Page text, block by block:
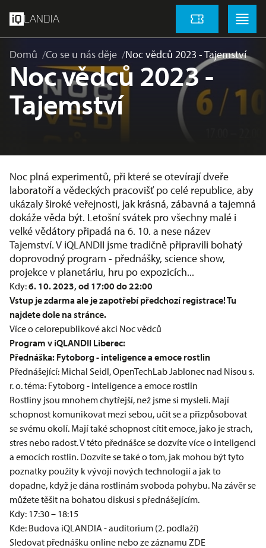
LANDIA Vstupenky
Menu
Domů Co se u nás děje Noc vědců 2023 - Tajemství
Noc vědců 2023 -
Tajemství
Noc plná experimentů, při které se otevírají dveře
laboratoří a vědeckých pracovišť po celé republice, aby
ukázaly široké veřejnosti, jak krásná, zábavná a tajemná
dokáže věda být. Letošní svátek pro všechny malé i
velké vědátory připadá na 6. 10. a nese název
Tajemství. V iQLANDII jsme tradičně připravili bohatý
doprovodný program - přednášky, science show,
projekce v planetáriu, hru po expozicích...
Kdy:6. 10. 2023, od 17:00 do 22:00
Vstup je zdarma ale je zapotřebí předchozí registrace! Tu
najdete dole na stránce.
Více o celorepublikové akci Noc vědců
Program v iQLANDII Liberec:
Přednáška: Fytoborg - inteligence a emoce rostlin
Přednášející: Michal Seidl, OpenTechLab Jablonec nad Nisou s.
r. o. téma: Fytoborg - inteligence a emoce rostlin
Rostliny jsou mnohem chytřejší, než jsme si mysleli. Mají
schopnost komunikovat mezi sebou, učit se a přizpůsobovat
se svému okolí. Mají také schopnost cítit emoce, jako je strach,
stres nebo radost. V této přednášce se dozvíte více o inteligenci
a emocích rostlin. Dozvíte se také o tom, jak mohou být tyto
poznatky použity k vývoji nových technologií a jak to
dopadne, když je dána rostlinám svoboda pohybu. Na závěr se
můžete těšit na bohatou diskusi s přednášejícím.
Kdy: 17:30 – 18:15
Kde: Budova iQLANDIA - auditorium (2. podlaží)
Sledovat přednášku online nebo ze záznamu ZDE